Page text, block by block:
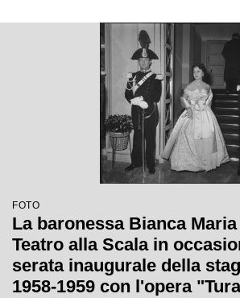
FOTO
La baronessa Bianca
Teatro alla Scala in
serata inaugurale della
1958-1959 con l'opera